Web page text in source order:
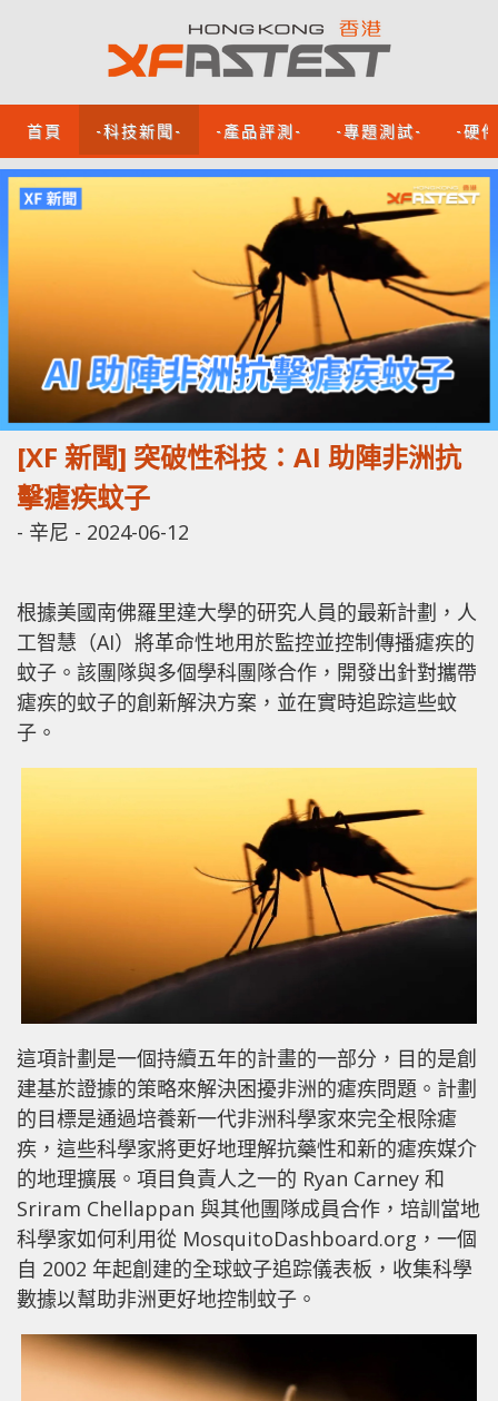
首頁 -科技新聞- -產品評測- -專題測試- -硬
[XF 新聞] 突破性科技：AI 助陣非洲抗
擊瘧疾蚊子
- 辛尼 - 2024-06-12
根據美國南佛羅里達大學的研究人員的最新計劃，人
工智慧（AI）將革命性地用於監控並控制傳播瘧疾的
蚊子。該團隊與多個學科團隊合作，開發出針對攜帶
瘧疾的蚊子的創新解決方案，並在實時追踪這些蚊
子。
這項計劃是一個持續五年的計畫的一部分，目的是創
建基於證據的策略來解決困擾非洲的瘧疾問題。計劃
的目標是通過培養新一代非洲科學家來完全根除瘧
疾，這些科學家將更好地理解抗藥性和新的瘧疾媒介
的地理擴展。項目負責人之一的 Ryan Carney 和
Sriram Chellappan 與其他團隊成員合作，培訓當地
科學家如何利用從 MosquitoDashboard.org，一個
自 2002 年起創建的全球蚊子追踪儀表板，收集科學
數據以幫助非洲更好地控制蚊子。